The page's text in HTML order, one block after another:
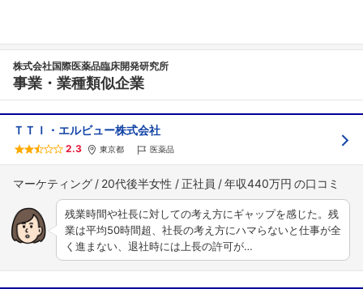
株式会社国際医薬品臨床開発研究所
事業・業種類似企業
ＴＴＩ・エルビュー株式会社
2.3 東京都 医薬品
マーケティング 20代後半女性 正社員 年収440万円
残業時間や社長に対しての考え方にギャップを感じた。残
業は平均50時間超、社長の考え方にハマらないと仕事が全
く進まない、退社時には上長の許可が…